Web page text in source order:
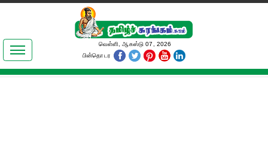
இலக்கியங்கள்
தமிழ் உலகம்
வெள்ளி, ஆகஸ்டு 07, 2026
பின்தொடர